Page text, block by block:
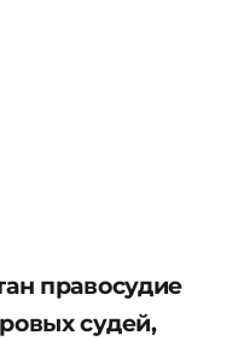
правосудие
судей,